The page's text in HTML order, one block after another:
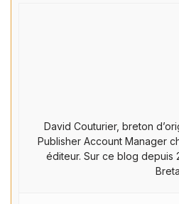
David Couturier, breton
Publisher Account Manager
éditeur. Sur ce blog depuis